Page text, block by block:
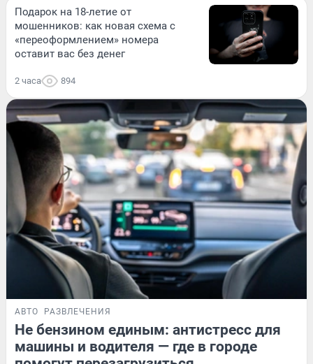
Подарок на 18-летие от
мошенников: как новая схема с
«переоформлением» номера
оставит вас без денег
2 часа 894
АВТО РАЗВЛЕЧЕНИЯ
Не бензином единым: антистресс для
машины и водителя — где в городе